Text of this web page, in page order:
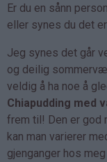
Er du en sånn
eller synes du det
Jeg synes det går
og deilig
veldig å ha noe å
Chiapudding med
frem til! Den er god
kan man varierer
gjenganger hos